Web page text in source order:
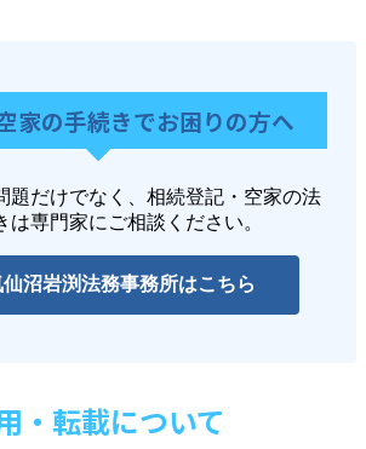
家の手続きでお困りの方へ
題だけでなく、相続登記・空家の法
は専門家にご相談ください。
沼岩渕法務事務所はこちら
・転載について